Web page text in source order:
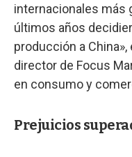
internacionales más
últimos años
producción a China»,
director de Focus
en consumo y
Prejuicios